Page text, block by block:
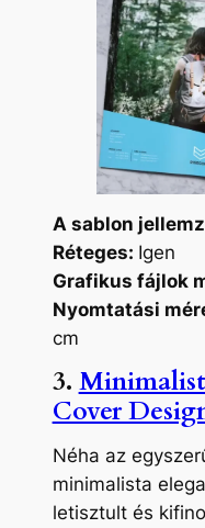
A sablon
Réteges: Igen
Grafikus fájlok
Nyomtatási
cm
3.
Cover
Néha az
minimalista
letisztult és